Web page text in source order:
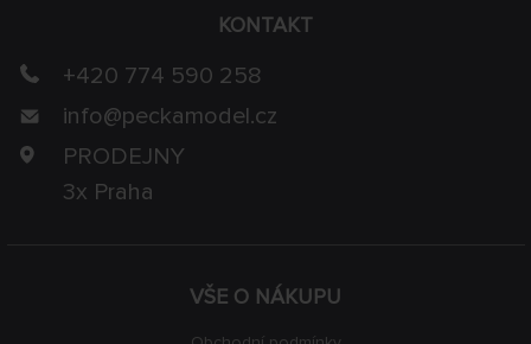
VŠE O NÁKUPU
KONTAKT
+420 774 590 258
info@peckamodel.cz
PRODEJNY
3x Praha